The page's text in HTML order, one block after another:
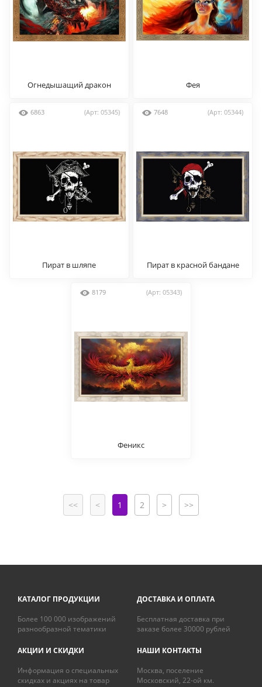
Огнедышащий дракон Фея
6863 (Арт: 05345)
Пират в шляпе
7648 (Арт: 05344)
Пират в красной бандане
8179 (Арт: 05343)
Феникс
<< < 1 2 > >>
КАТАЛОГ ПРОДУКЦИИ
Более 100 000 изображений
разнообразной тематики
ДОСТАВКА И ОПЛАТА
Бесплатная доставка при
заказе более 30000 рублей
АКЦИИ И СКИДКИ
Информация о специальных
скидках и акциях на товар
НАШИ КОНТАКТЫ
Москва, поселение
Московский, 22-ой км.